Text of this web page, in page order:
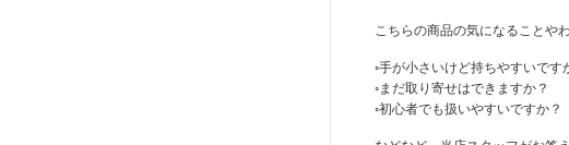
こちらの商品の気になることや
◦手が小さいけど持ちやすいです
◦まだ取り寄せはできますか？
◦初心者でも扱いやすいですか？